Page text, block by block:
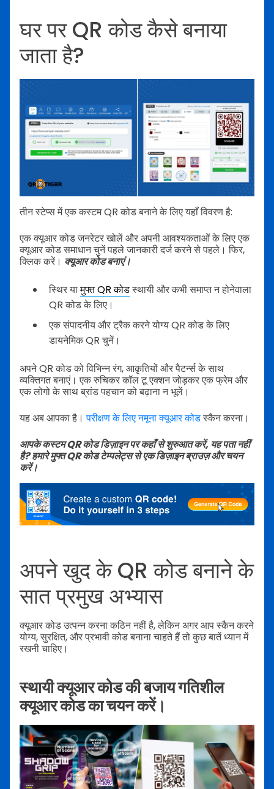
घर पर QR कोड कैसे बनाया
जाता है?
तीन स्टेप्स में एक कस्टम QR कोड बनाने के लिए यहाँ विवरण है:
एक क्यूआर कोड जनरेटर खोलें और अपनी आवश्यकताओं के लिए एक
क्यूआर कोड समाधान चुनें पहले जानकारी दर्ज करने से पहले। फिर,
क्लिक करें। क्यूआर कोड बनाएं।
स्थिर यामुफ्त QR कोडस्थायी और कभी समाप्त न होनेवाला
QR कोड के लिए।
एक संपादनीय और ट्रैक करने योग्य QR कोड के लिए
डायनेमिक QR चुनें।
अपने QR कोड को विभिन्न रंग, आकृतियों और पैटर्न्स के साथ
व्यक्तिगत बनाएं। एक रुचिकर कॉल टू एक्शन जोड़कर एक फ्रेम और
एक लोगो के साथ ब्रांड पहचान को बढ़ाना न भूलें।
यह अब आपका है।परीक्षण के लिए नमूना क्यूआर कोडस्कैन करना।
आपके कस्टम QR कोड डिज़ाइन पर कहाँ से शुरुआत करें, यह पता नहीं
है? हमारे मुफ्त QR कोड टेम्पलेट्स से एक डिज़ाइन ब्राउज़ और चयन
करें।
अपने खुद के QR कोड बनाने के
सात प्रमुख अभ्यास
क्यूआर कोड उत्पन्न करना कठिन नहीं है, लेकिन अगर आप स्कैन करने
योग्य, सुरक्षित, और प्रभावी कोड बनाना चाहते हैं तो कुछ बातें ध्यान में
रखनी चाहिए।
स्थायी क्यूआर कोड की बजाय गतिशील
क्यूआर कोड का चयन करें।